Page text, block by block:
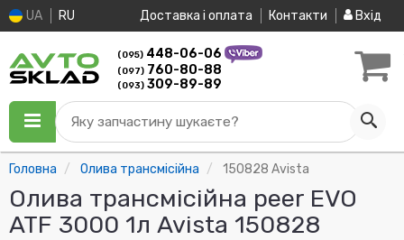
UA RU Доставка і оплата Контакти Вхід
(095) 448-06-06
(097) 760-80-88
(093) 309-89-89
Яку запчастину шукаєте?
Головна Олива трансмісійна 150828 Avista
Олива трансмісійна peer EVO
ATF 3000 1л Avista 150828